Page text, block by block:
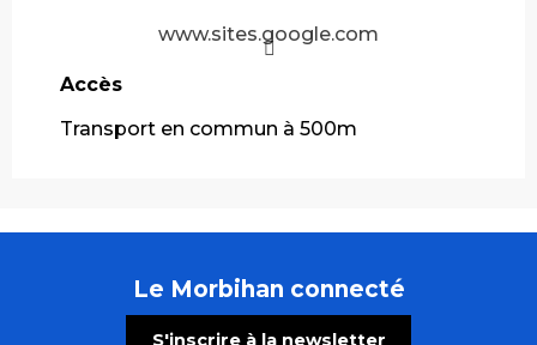
www.sites.google.com
Accès
Accès
Transport en commun à 500m
Le Morbihan connecté
S'inscrire à la newsletter